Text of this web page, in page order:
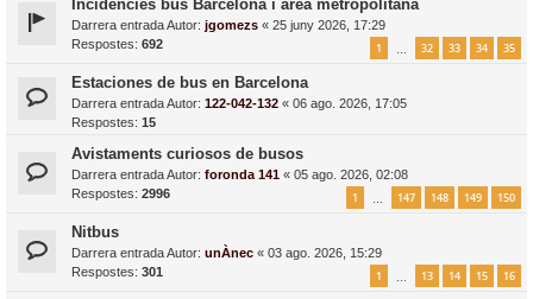
Incidències bus Barcelona i àrea metropolitana
Darrera entrada Autor: jgomezs « 25 juny 2026, 17:29
Respostes: 692 1 32 33 34 35
Estaciones de bus en Barcelona
Darrera entrada Autor: 122-042-132 « 06 ago. 2026, 17:05
Respostes: 15
Avistaments curiosos de busos
Darrera entrada Autor: foronda 141 « 05 ago. 2026, 02:08
Respostes: 2996 1 147 148 149 150
Nitbus
Darrera entrada Autor: unÀnec « 03 ago. 2026, 15:29
Respostes: 301 1 13 14 15 16